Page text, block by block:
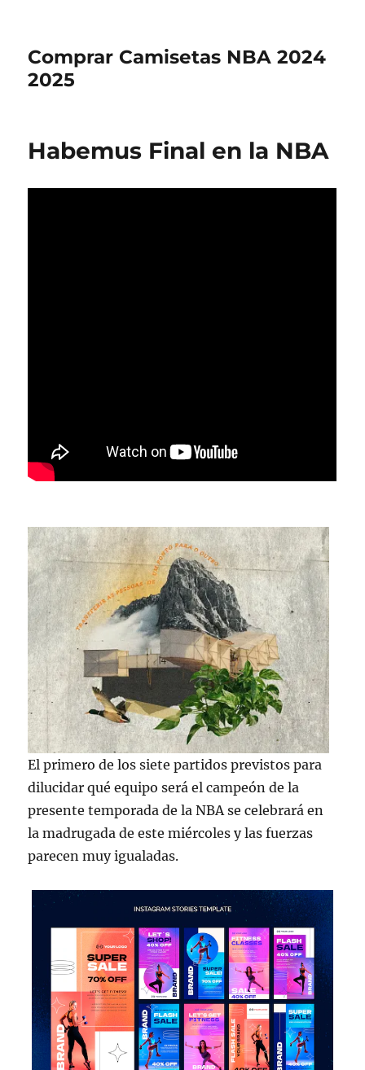
Comprar Camisetas NBA 2024
2025
Habemus Final en la NBA
El primero de los siete partidos previstos para
dilucidar qué equipo será el campeón de la
presente temporada de la NBA se celebrará en
la madrugada de este miércoles y las fuerzas
parecen muy igualadas.